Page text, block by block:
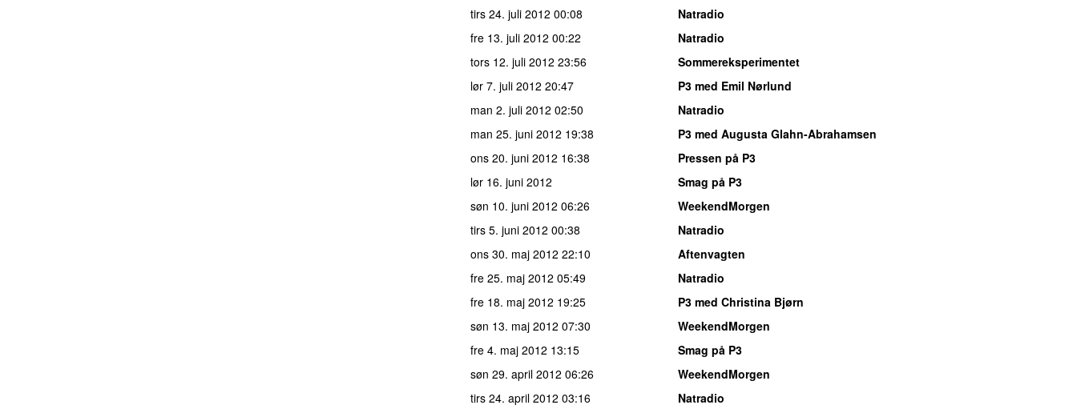
tirs 24. juli 2012 00:08
Natradio
fre 13. juli 2012 00:22
Natradio
tors 12. juli 2012 23:56
Sommereksperimentet
lør 7. juli 2012 20:47
P3 med Emil Nørlund
man 2. juli 2012 02:50
Natradio
man 25. juni 2012 19:38
P3 med Augusta Glahn-Abrahamsen
ons 20. juni 2012 16:38
Pressen på P3
lør 16. juni 2012
Smag på P3
søn 10. juni 2012 06:26
WeekendMorgen
tirs 5. juni 2012 00:38
Natradio
ons 30. maj 2012 22:10
Aftenvagten
fre 25. maj 2012 05:49
Natradio
fre 18. maj 2012 19:25
P3 med Christina Bjørn
søn 13. maj 2012 07:30
WeekendMorgen
fre 4. maj 2012 13:15
Smag på P3
søn 29. april 2012 06:26
WeekendMorgen
tirs 24. april 2012 03:16 Natradio